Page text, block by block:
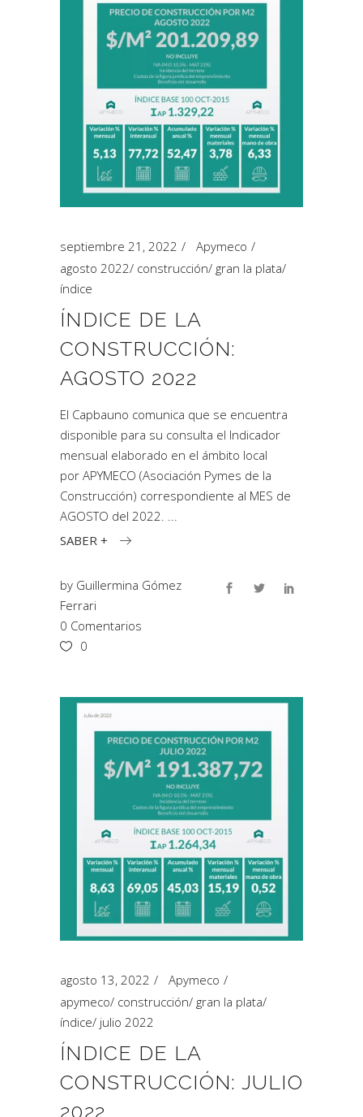
septiembre 21, 2022
Apymeco
agosto 2022/ construcción/ gran la plata/
índice
ÍNDICE DE LA
CONSTRUCCIÓN:
AGOSTO 2022
El Capbauno comunica que se encuentra
disponible para su consulta el Indicador
mensual elaborado en el ámbito local
por APYMECO (Asociación Pymes de la
Construcción) correspondiente al MES de
AGOSTO del 2022.
SABER +
by Guillermina Gómez
Ferrari
0 Comentarios
0
agosto 13, 2022
Apymeco
apymeco/ construcción/ gran la plata/
índice/ julio 2022
ÍNDICE DE LA
CONSTRUCCIÓN: JULIO
2022